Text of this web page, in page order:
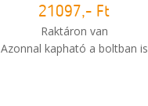
21097,- Ft
Raktáron van
Azonnal kapható a boltban is